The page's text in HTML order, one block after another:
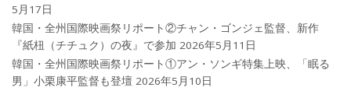
5月17日
韓国・全州国際映画祭リポート②チャン・ゴンジェ監督、新作
『紙杻（チチュク）の夜』で参加 2026年5月11日
韓国・全州国際映画祭リポート①アン・ソンギ特集上映、「眠る
男」小栗康平監督も登壇 2026年5月10日